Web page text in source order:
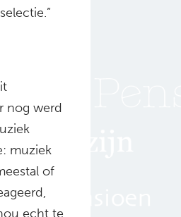
nog werd
muziek
of
echt te